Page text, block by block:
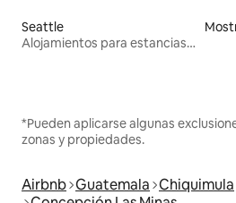
Seattle
Alojamientos para estancias largas
*Pueden aplicarse algunas
zonas y propiedades.
Airbnb Guatemala Chiquimula